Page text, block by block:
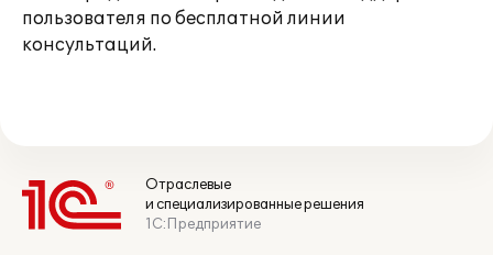
пользователя по бесплатной линии
консультаций.
Отраслевые
и специализированные решения
1С:Предприятие